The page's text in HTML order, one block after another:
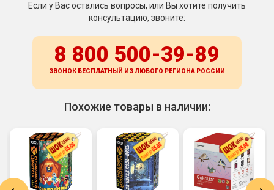
Если у Вас остались вопросы, или Вы хотите получить
консультацию, звоните:
8 800 500-39-89
ЗВОНОК БЕСПЛАТНЫЙ ИЗ ЛЮБОГО РЕГИОНА РОССИИ
Похожие товары в наличии: